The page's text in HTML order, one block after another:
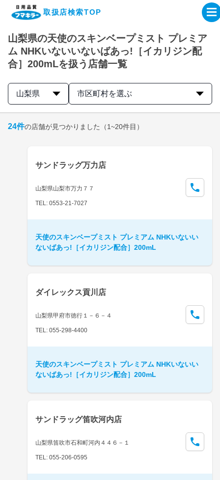
取扱店検索TOP
企業・IR情報サイト
製品情報サイト
オンラインショップ
製品検索はこちら
山梨県の天使のスキンベープミスト プレミア
ム NHKいないいないばあっ!［イカリジン配
合］200mLを扱う店舗一覧
山梨県 市区町村を選ぶ
24件の店舗が見つかりました （1~20件目）
サンドラッグ万力店
山梨県山梨市万力７７
TEL: 0553-21-7027
天使のスキンベープミスト プレミアム NHKいないい
ないばあっ!［イカリジン配合］200mL
ダイレックス貢川店
山梨県甲府市徳行１－６－４
TEL: 055-298-4400
天使のスキンベープミスト プレミアム NHKいないい
ないばあっ!［イカリジン配合］200mL
サンドラッグ笛吹河内店
山梨県笛吹市石和町河内４４６－１
TEL: 055-206-0595